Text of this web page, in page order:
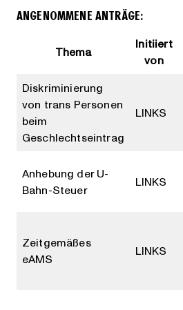
ANGENOMMENE ANTRÄGE:
Thema
Initiiert
von
Diskriminierung
von trans Personen
beim
Geschlechtseintrag
LINKS
Anhebung der U-
Bahn-Steuer
LINKS
Zeitgemäßes
eAMS
LINKS